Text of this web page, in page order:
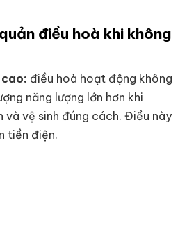
điều hoà khi không
điều hoà hoạt động không
năng lượng lớn hơn khi
và vệ sinh đúng cách. Điều này
tiền điện.